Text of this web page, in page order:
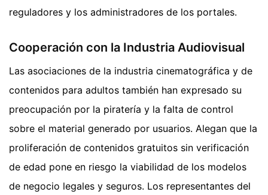
reguladores y los administradores de los portales.
Cooperación con la Industria Audiovisual
Las asociaciones de la industria cinematográfica y de
contenidos para adultos también han expresado su
preocupación por la piratería y la falta de control
sobre el material generado por usuarios. Alegan que la
proliferación de contenidos gratuitos sin verificación
de edad pone en riesgo la viabilidad de los modelos
de negocio legales y seguros. Los representantes del